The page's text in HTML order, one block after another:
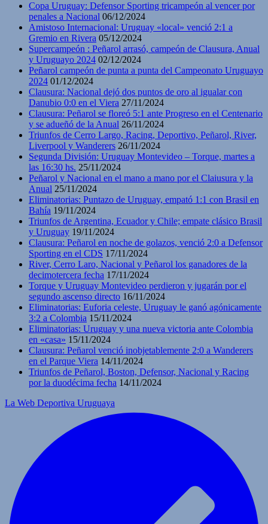
Copa Uruguay: Defensor Sporting tricampeón al vencer por
penales a Nacional 06/12/2024
Amistoso Internacional: Uruguay «local» venció 2:1 a
Gremio en Rivera 05/12/2024
Supercampeón : Peñarol arrasó, campeón de Clausura, Anual
y Uruguayo 2024 02/12/2024
Peñarol campeón de punta a punta del Campeonato Uruguayo
2024 01/12/2024
Clausura: Nacional dejó dos puntos de oro al igualar con
Danubio 0:0 en el Viera 27/11/2024
Clausura: Peñarol se floreó 5:1 ante Progreso en el Centenario
y se adueñó de la Anual 26/11/2024
Triunfos de Cerro Largo, Racing, Deportivo, Peñarol, River,
Liverpool y Wanderers 26/11/2024
Segunda División: Uruguay Montevideo – Torque, martes a
las 16:30 hs. 25/11/2024
Peñarol y Nacional en el mano a mano por el Claiusura y la
Anual 25/11/2024
Eliminatorias: Puntazo de Uruguay, empató 1:1 con Brasil en
Bahía 19/11/2024
Triunfos de Argentina, Ecuador y Chile; empate clásico Brasil
y Uruguay 19/11/2024
Clausura: Peñarol en noche de golazos, venció 2:0 a Defensor
Sporting en el CDS 17/11/2024
River, Cerro Laro, Nacional y Peñarol los ganadores de la
decimotercera fecha 17/11/2024
Torque y Uruguay Montevideo perdieron y jugarán por el
segundo ascenso directo 16/11/2024
Eliminatorias: Euforia celeste, Uruguay le ganó agónicamente
3:2 a Colombia 15/11/2024
Eliminatorias: Uruguay y una nueva victoria ante Colombia
en «casa» 15/11/2024
Clausura: Peñarol venció inobjetablemente 2:0 a Wanderers
en el Parque Viera 14/11/2024
Triunfos de Peñarol, Boston, Defensor, Nacional y Racing
por la duodécima fecha 14/11/2024
La Web Deportiva Uruguaya